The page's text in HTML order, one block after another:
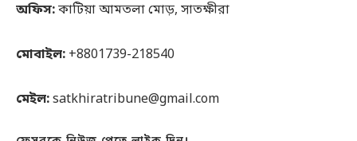
অফিস:কাটিয়া আমতলা মোড়, সাতক্ষীরা
মোবাইল: +8801739-218540
মেইল:satkhiratribune@gmail.com